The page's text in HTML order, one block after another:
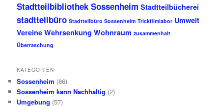
Stadtteilbibliothek Sossenheim Stadtteilbücherei
stadtteilbüro Stadtteilbüro Sossenheim Trickfilmlabor Umwelt
Vereine Wehrsenkung Wohnraum zusammenhalt
Überraschung
KATEGORIEN
Sossenheim (86)
Sossenheim kann Nachhaltig (2)
Umgebung (57)